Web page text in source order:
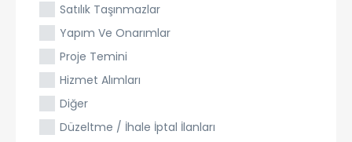
Satılık Taşınmazlar
Yapım Ve Onarımlar
Proje Temini
Hizmet Alımları
Diğer
Düzeltme / İhale İptal İlanları